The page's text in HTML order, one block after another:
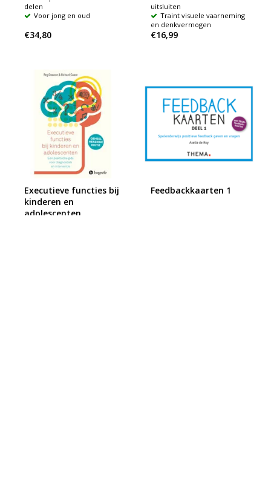
delen
Voor jong en oud
€34,80
uitsluiten
Traint visuele vaarneming
en denkvermogen
€16,99
Executieve functies bij
kinderen en
adolescenten
Feedbackkaarten 1